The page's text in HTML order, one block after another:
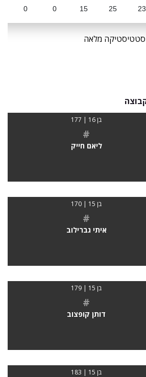
23
25
15
0
0
סטטיסטיקה מלאה
בן 16 | 177
#
ליאם חייק
בן 15 | 170
#
איתי גברילוב
בן 15 | 179
#
דותן קופצוב
בן 15 | 183